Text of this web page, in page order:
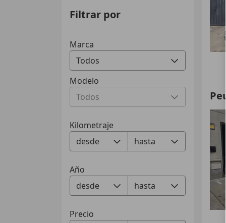
Filtrar por
Marca
Modelo
Kilometraje
Año
Precio